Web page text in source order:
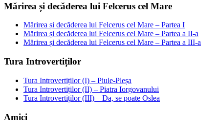
Mărirea și decăderea lui Felcerus cel Mare
Mărirea și decăderea lui Felcerus cel Mare – Partea I
Mărirea și decăderea lui Felcerus cel Mare – Partea a II-a
Mărirea și decăderea lui Felcerus cel Mare – Partea a III-a
Tura Introvertiților
Tura Introvertiților (I) – Piule-Pleșa
Tura Introvertiților (II) – Piatra Iorgovanului
Tura Introvertiților (III) – Da, se poate Oslea
Amici